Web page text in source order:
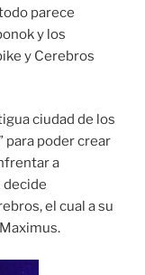
parece
y los
y Cerebros
ciudad de los
para poder crear
a
decide
el cual a su